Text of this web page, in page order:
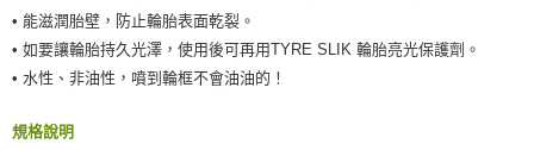
• 能滋潤胎壁，防止輪胎表面乾裂。
• 如要讓輪胎持久光澤，使用後可再用TYRE SLIK 輪胎亮光保護劑。
• 水性、非油性，噴到輪框不會油油的！
規格說明